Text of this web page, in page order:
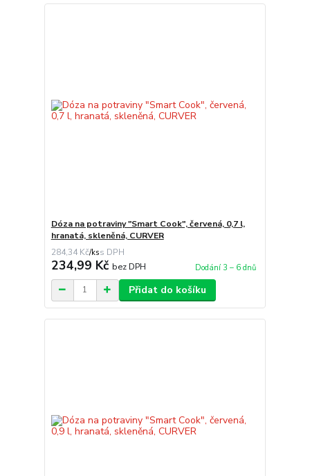
Dóza na potraviny "Smart Cook", červená, 0,7 l,
hranatá, skleněná, CURVER
284,34 Kč/ks
234,99 Kč bez DPH Dodání 3 – 6 dnů
Přidat do košíku